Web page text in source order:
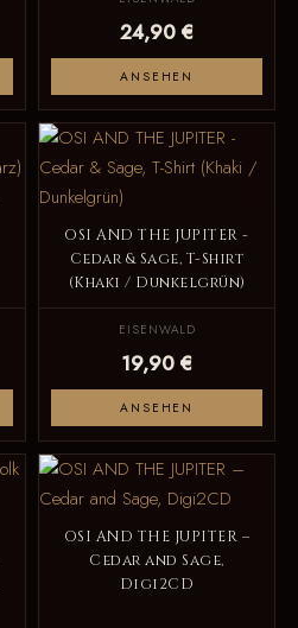
24,90 €
ANSEHEN
OSI AND THE JUPITER -
Cedar & Sage, T-Shirt
(Khaki / Dunkelgrün)
EISENWALD
19,90 €
ANSEHEN
OSI AND THE JUPITER –
Cedar and Sage,
Digi2CD